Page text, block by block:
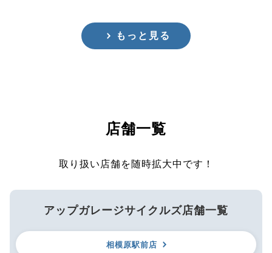
もっと見る
店舗一覧
取り扱い店舗を随時拡大中です！
アップガレージサイクルズ店舗一覧
相模原駅前店